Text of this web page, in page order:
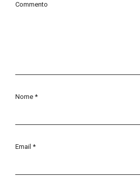
Commento
Nome *
Email *